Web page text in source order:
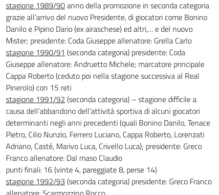
stagione 1989/90anno della promozione in seconda categoria
grazie all’arrivo del nuovo Presidente, di giocatori come Bonino
Danilo e Pipino Dario (ex airaschese) ed altri,… e del nuovo
Mister; presidente: Coda Giuseppe allenatore: Grella Carlo
stagione 1990/91 (seconda categoria) presidente: Coda
Giuseppe allenatore: Andruetto Michele; marcatore principale
Cappa Roberto (ceduto poi nella stagione successiva al Real
Pinerolo) con 15 reti
stagione 1991/92 (seconda categoria) – stagione difficile a
causa dell’abbandono dell’attività sportiva di alcuni giocatori
determinanti negli anni precedenti (quali Bonino Danilo, Tenace
Pietro, Cilio Nunzio, Ferrero Luciano, Cappa Roberto, Lorenzati
Adriano, Casté, Marivo Luca, Crivello Luca); presidente: Greco
Franco allenatore: Dal maso Claudio
punti finali: 16 (vinte 4, pareggiate 8, perse 14)
stagione 1992/93 (seconda categoria) presidente: Greco Franco